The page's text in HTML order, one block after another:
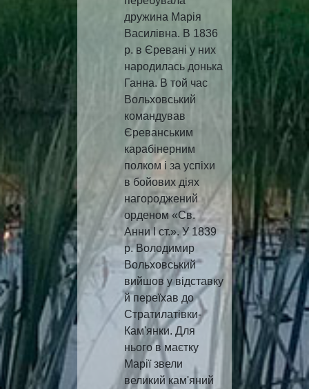
дружина Марія
Василівна. В 1836
р. в Єревані у них
народилась донька
Ганна. В той час
Вольховський
командував
Єреванським
карабінерним
полком і за успіхи
в бойових діях
нагороджений
орденом «Св.
Анни І ст.». У 1839
р. Володимир
Вольховський
вийшов у відставку
й переїхав до
Стратилатівки-
Кам'янки. Для
нього в маєтку
Марії звели
великий кам'яний